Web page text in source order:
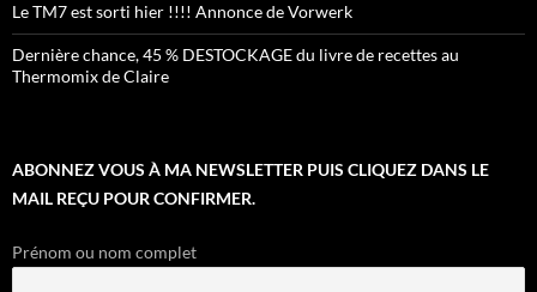
Le TM7 est sorti hier !!!! Annonce de Vorwerk
Dernière chance, 45 % DESTOCKAGE du livre de recettes au
Thermomix de Claire
ABONNEZ VOUS À MA NEWSLETTER PUIS CLIQUEZ DANS LE
MAIL REÇU POUR CONFIRMER.
Prénom ou nom complet